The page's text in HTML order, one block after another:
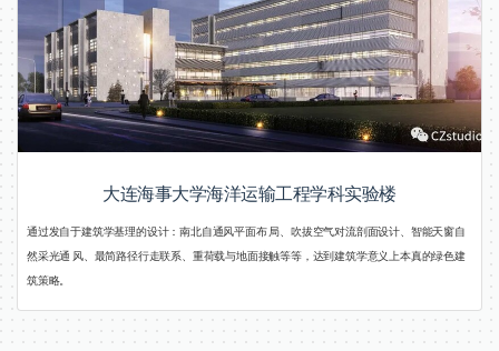
大连海事大学海洋运输工程学科实验楼
通过发自于建筑学基理的设计：南北自通风平面布 局、吹拔空气对流剖面设计、智能天窗自
然采光通 风、最简路径行走联系、重荷载与地面接触等等，达到建筑学意义上本真的绿色建
筑策略。